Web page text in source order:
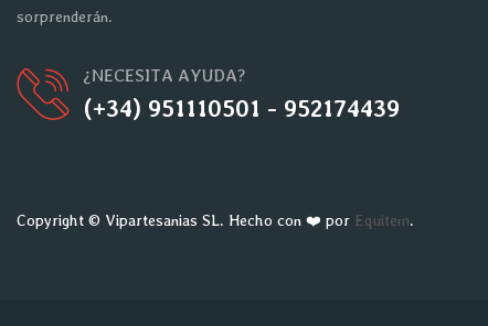
sorprenderán.
¿NECESITA AYUDA?
(+34) 951110501 - 952174439
Copyright © Vipartesanias SL. Hecho con ❤️ por Equitem.